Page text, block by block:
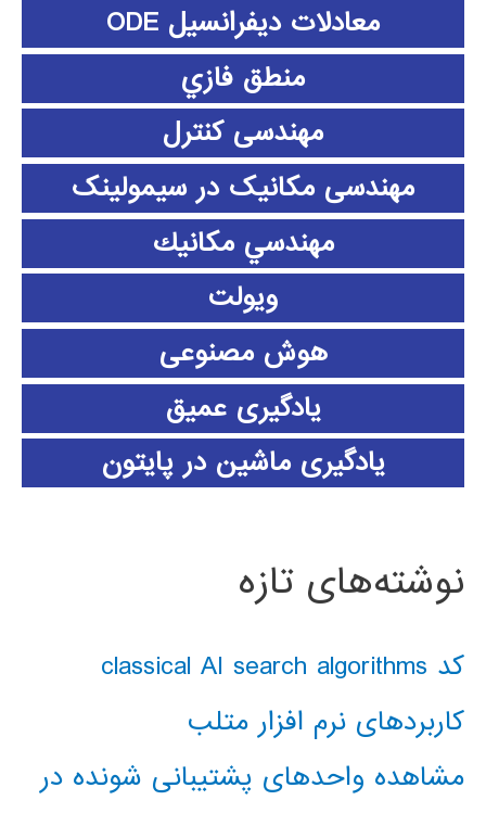
معادلات دیفرانسیل ODE
منطق فازي
مهندسی کنترل
مهندسی مکانیک در سیمولینک
مهندسي مكانيك
ویولت
هوش مصنوعی
یادگیری عمیق
یادگیری ماشین در پایتون
نوشته‌های تازه
کد classical AI search algorithms
کاربردهای نرم افزار متلب
مشاهده واحدهای پشتیبانی شونده در